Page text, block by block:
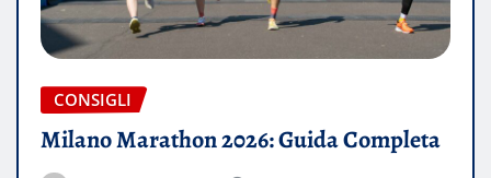
CONSIGLI
Milano Marathon 2026: Guida Completa